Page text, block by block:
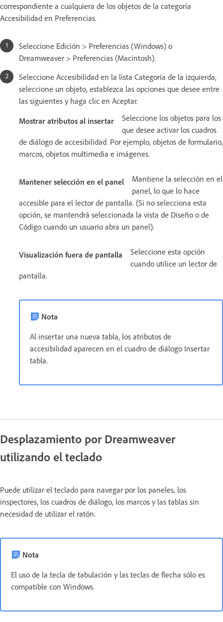
correspondiente a cualquiera de los objetos de la categoría
Accesibilidad en Preferencias.
Seleccione Edición > Preferencias (Windows) o
Dreamweaver > Preferencias (Macintosh).
Seleccione Accesibilidad en la lista Categoría de la izquierda,
seleccione un objeto, establezca las opciones que desee entre
las siguientes y haga clic en Aceptar.
Mostrar atributos al insertar
Seleccione los objetos para los
que desee activar los cuadros
de diálogo de accesibilidad. Por ejemplo, objetos de formulario,
marcos, objetos multimedia e imágenes.
Mantener selección en el panel
Mantiene la selección en el
panel, lo que lo hace
accesible para el lector de pantalla. (Si no selecciona esta
opción, se mantendrá seleccionada la vista de Diseño o de
Código cuando un usuario abra un panel).
Visualización fuera de pantalla
Seleccione esta opción
cuando utilice un lector de
pantalla.
Nota
Al insertar una nueva tabla, los atributos de
accesibilidad aparecen en el cuadro de diálogo Insertar
tabla.
Desplazamiento por Dreamweaver
utilizando el teclado
Puede utilizar el teclado para navegar por los paneles, los
inspectores, los cuadros de diálogo, los marcos y las tablas sin
necesidad de utilizar el ratón.
Nota
El uso de la tecla de tabulación y las teclas de flecha sólo es
compatible con Windows.